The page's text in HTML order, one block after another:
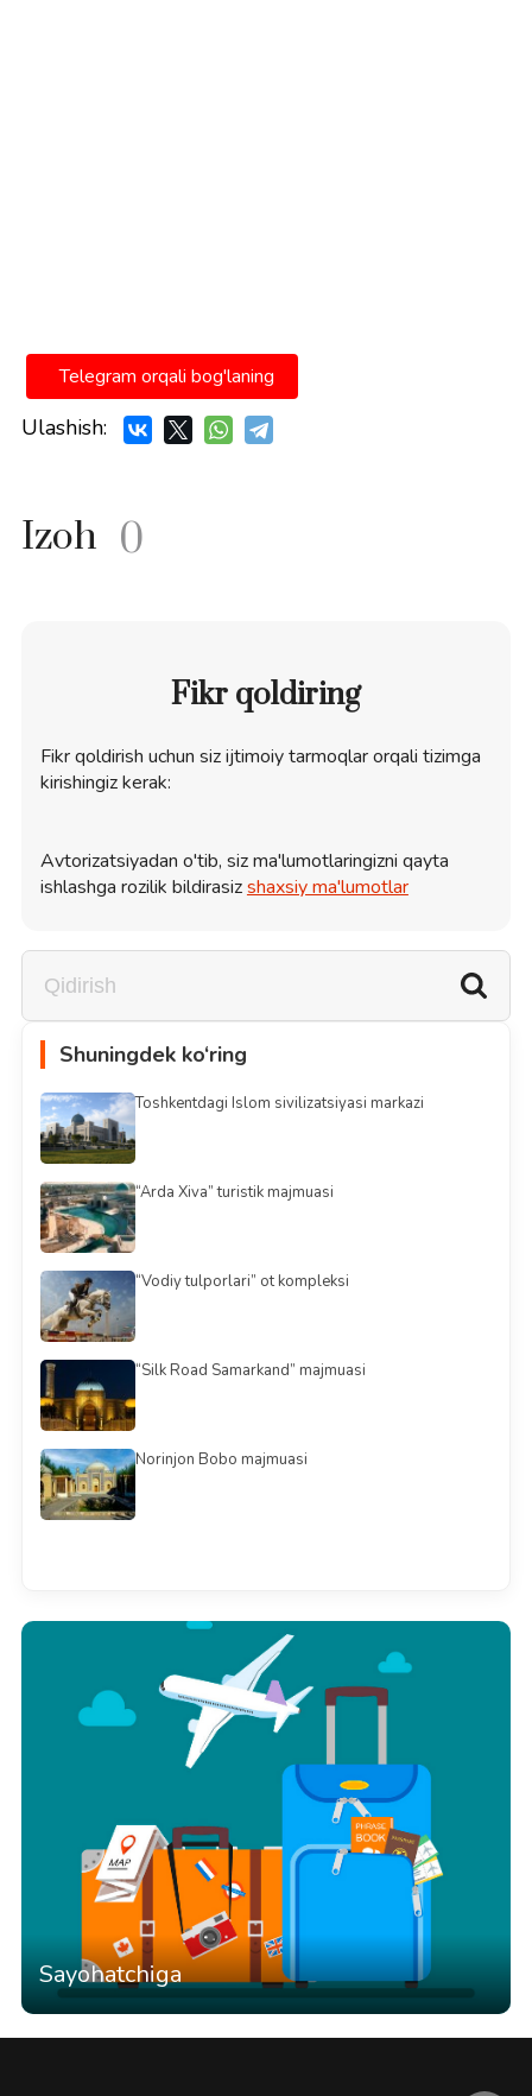
Telegram orqali bog'laning
Ulashish:
Izoh 0
Fikr qoldiring
Fikr qoldirish uchun siz ijtimoiy tarmoqlar orqali tizimga
kirishingiz kerak:
Avtorizatsiyadan o'tib, siz ma'lumotlaringizni qayta
ishlashga rozilik bildirasizshaxsiy ma'lumotlar
Shuningdek ko‘ring
Toshkentdagi Islom sivilizatsiyasi markazi
“Arda Xiva” turistik majmuasi
“Vodiy tulporlari” ot kompleksi
“Silk Road Samarkand” majmuasi
Norinjon Bobo majmuasi
Sayohatchiga